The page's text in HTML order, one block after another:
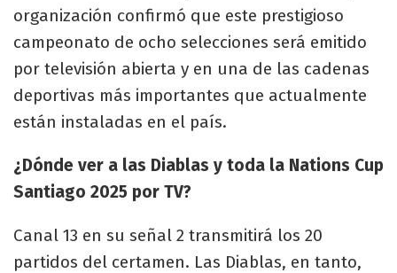
organización confirmó que este prestigioso
campeonato de ocho selecciones será emitido
por televisión abierta y en una de las cadenas
deportivas más importantes que actualmente
están instaladas en el país.
¿Dónde ver a las Diablas y toda la Nations Cup
Santiago 2025 por TV?
Canal 13 en su señal 2 transmitirá los 20
partidos del certamen. Las Diablas, en tanto,